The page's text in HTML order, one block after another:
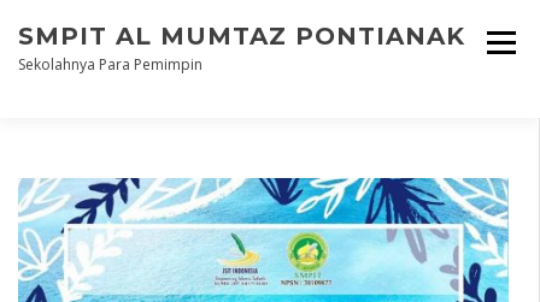
content
SMPIT AL MUMTAZ PONTIANAK
Sekolahnya Para Pemimpin